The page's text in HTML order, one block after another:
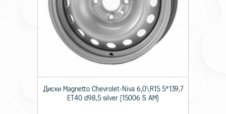
Диски Magnetto Chevrolet-Niva 6,0\R15 5*139,7
ET40 d98,5 silver [15006 S AM]